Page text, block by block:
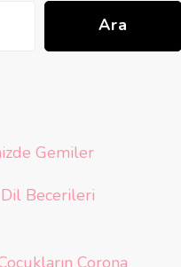
Ara
Gemiler
Dil Becerileri